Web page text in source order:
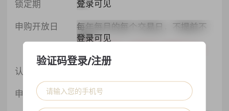
锁定期 无
登录可见
申购开放日
每年每月的每个交易日，不提前不
顺延
登录可见
认购费
申购费 价外法, 0%
登录可见
验证码登录/注册